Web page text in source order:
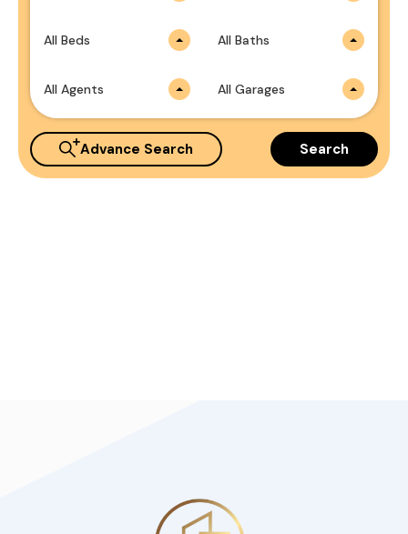
All Beds All Baths
All Agents All Garages
Advance Search Search